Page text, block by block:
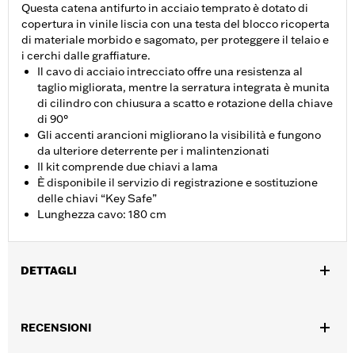
Questa catena antifurto in acciaio temprato è dotato di
copertura in vinile liscia con una testa del blocco ricoperta
di materiale morbido e sagomato, per proteggere il telaio e
i cerchi dalle graffiature.
Il cavo di acciaio intrecciato offre una resistenza al
taglio migliorata, mentre la serratura integrata è munita
di cilindro con chiusura a scatto e rotazione della chiave
di 90°
Gli accenti arancioni migliorano la visibilità e fungono
da ulteriore deterrente per i malintenzionati
Il kit comprende due chiavi a lama
È disponibile il servizio di registrazione e sostituzione
delle chiavi “Key Safe”
Lunghezza cavo: 180 cm
DETTAGLI
Venduti singolarmente:
RECENSIONI